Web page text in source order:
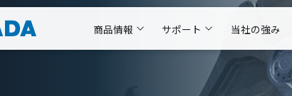
商品情報 サポート 当社の強み